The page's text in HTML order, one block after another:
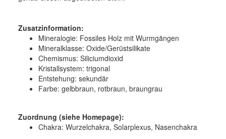
Zusatzinformation:
Mineralogie: Fossiles Holz mit Wurmgängen
Mineralklasse: Oxide/Gerüstsilikate
Chemismus: Siliciumdioxid
Kristallsystem: trigonal
Entstehung: sekundär
Farbe: gelbbraun, rotbraun, braungrau
Zuordnung (siehe Homepage):
Chakra: Wurzelchakra, Solarplexus, Nasenchakra